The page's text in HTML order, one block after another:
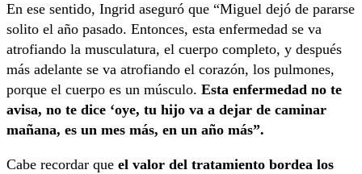
En ese sentido, Ingrid aseguró que “Miguel dejó de pararse
solito el año pasado. Entonces, esta enfermedad se va
atrofiando la musculatura, el cuerpo completo, y después
más adelante se va atrofiando el corazón, los pulmones,
porque el cuerpo es un músculo. Esta enfermedad no te
avisa, no te dice ‘oye, tu hijo va a dejar de caminar
mañana, es un mes más, en un año más”.
Cabe recordar que el valor del tratamiento bordea los